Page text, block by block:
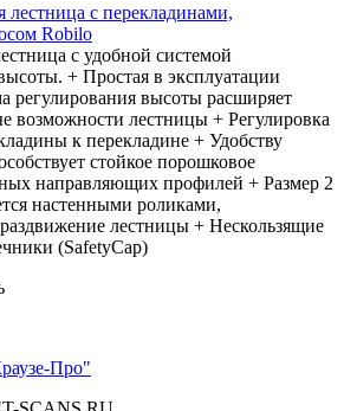
лестница с перекладинами,
Robilo
с удобной системой
+ Простая в эксплуатации
регулирования высоты расширяет
возможности лестницы + Регулировка
к перекладине + Удобству
стойкое порошковое
направляющих профилей + Размер 2
настенными роликами,
лестницы + Нескользящие
(SafetyCap)
Про"